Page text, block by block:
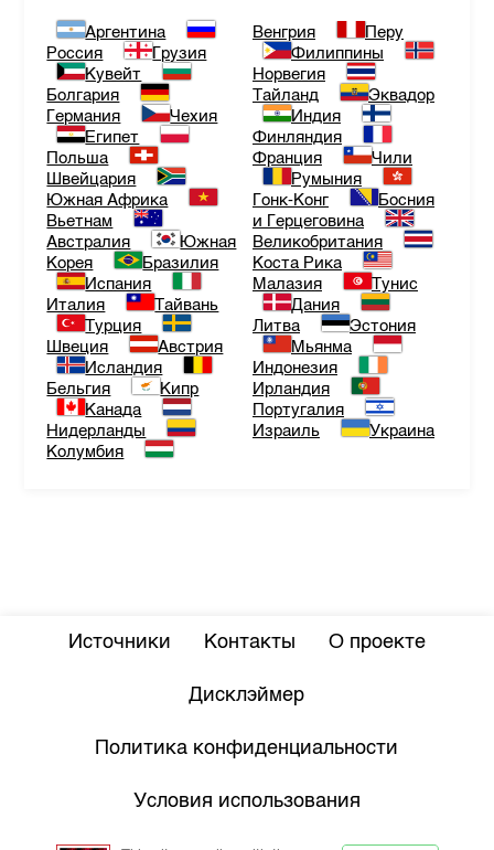
Аргентина
Россия
Грузия
Кувейт
Болгария
Германия
Чехия
Египет
Польша
Швейцария
Южная Африка
Вьетнам
Австралия
Южная
Корея
Бразилия
Испания
Италия
Тайвань
Турция
Швеция
Австрия
Исландия
Бельгия
Кипр
Канада
Нидерланды
Колумбия
Венгрия
Перу
Филиппины
Норвегия
Тайланд
Эквадор
Индия
Финляндия
Франция
Чили
Румыния
Гонк-Конг
Босния
и Герцеговина
Великобритания
Коста Рика
Малазия
Тунис
Дания
Литва
Эстония
Мьянма
Индонезия
Ирландия
Португалия
Израиль
Украина
Источники Контакты О проекте
Дисклэймер
Политика конфиденциальности
Условия использования